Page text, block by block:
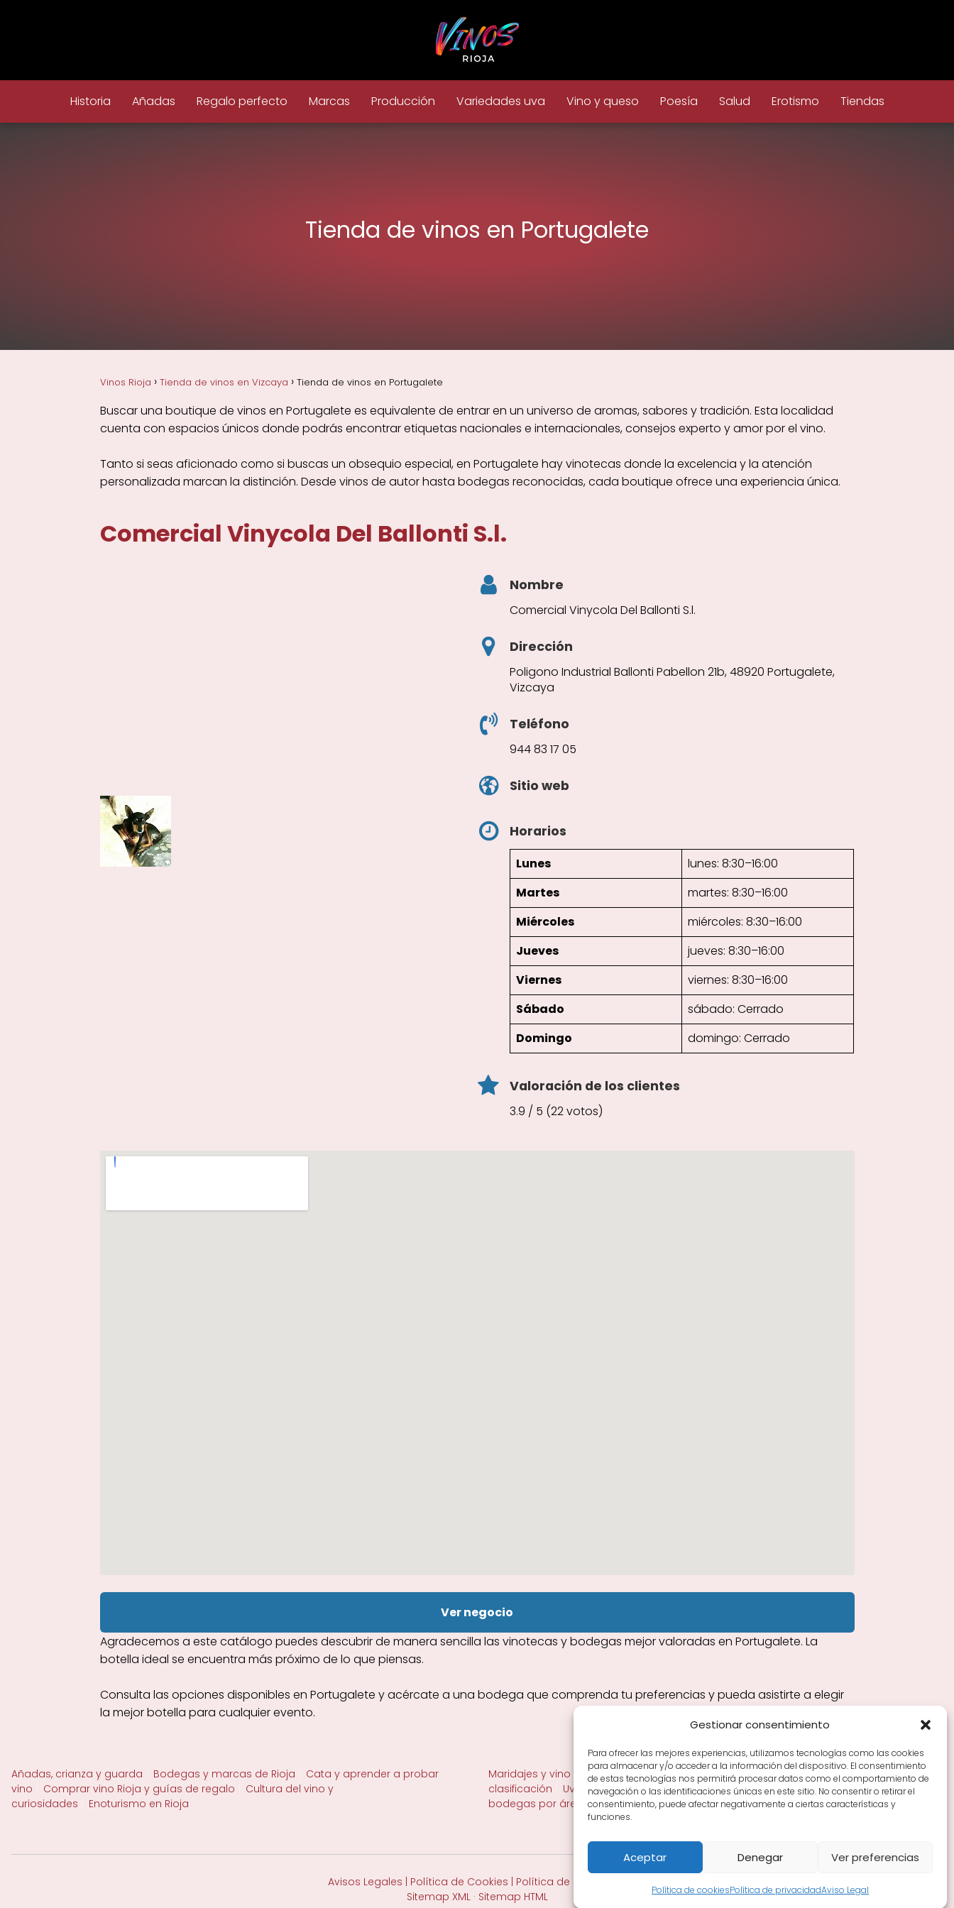
Gestionar consentimiento
Para ofrecer las mejores experiencias, utilizamos tecnologías como las cookies
para almacenar y/o acceder a la información del dispositivo. El consentimiento
de estas tecnologías nos permitirá procesar datos como el comportamiento de
navegación o las identificaciones únicas en este sitio. No consentir o retirar el
consentimiento, puede afectar negativamente a ciertas características y
funciones.
Aceptar Denegar Ver preferencias
Política de cookiesPolítica de privacidadAviso Legal
Historia Añadas Regalo perfecto Marcas Producción Variedades uva Vino y queso Poesía Salud Erotismo Tiendas
Tienda de vinos en Portugalete
Vinos Rioja Tienda de vinos en Vizcaya Tienda de vinos en Portugalete
Buscar una boutique de vinos en Portugalete es equivalente de entrar en un universo de aromas, sabores y tradición. Esta localidad
cuenta con espacios únicos donde podrás encontrar etiquetas nacionales e internacionales, consejos experto y amor por el vino.
Tanto si seas aficionado como si buscas un obsequio especial, en Portugalete hay vinotecas donde la excelencia y la atención
personalizada marcan la distinción. Desde vinos de autor hasta bodegas reconocidas, cada boutique ofrece una experiencia única.
Comercial Vinycola Del Ballonti S.l.
Nombre
Comercial Vinycola Del Ballonti S.l.
Dirección
Poligono Industrial Ballonti Pabellon 21b, 48920 Portugalete,
Vizcaya
Teléfono
944 83 17 05
Sitio web
Horarios
Lunes
lunes: 8:30–16:00
Martes
martes: 8:30–16:00
Miércoles
miércoles: 8:30–16:00
Jueves
jueves: 8:30–16:00
Viernes
viernes: 8:30–16:00
Sábado
sábado: Cerrado
Domingo
domingo: Cerrado
Valoración de los clientes
3.9 / 5 (22 votos)
Ver negocio
Agradecemos a este catálogo puedes descubrir de manera sencilla las vinotecas y bodegas mejor valoradas en Portugalete. La
botella ideal se encuentra más próximo de lo que piensas.
Consulta las opciones disponibles en Portugalete y acércate a una bodega que comprenda tu preferencias y pueda asistirte a elegir
la mejor botella para cualquier evento.
Añadas, crianza y guarda Bodegas y marcas de Rioja
Cata y aprender a probar
vino
Comprar vino Rioja y guías de regalo
Cultura del vino y
curiosidades
Enoturismo en Rioja
Maridajes y vino en la mesa Tiendas de vino por ciudades
Tipos de Rioja y
clasificación
Uvas y viñedo en Rioja Vino Rioja para empezar
Zonas de Rioja y
bodegas por área
Avisos Legales | Política de Cookies | Política de Privacidad
Sitemap XML· Sitemap HTML